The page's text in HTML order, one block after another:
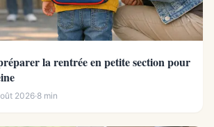
la rentrée en petite section pour
2026·8 min